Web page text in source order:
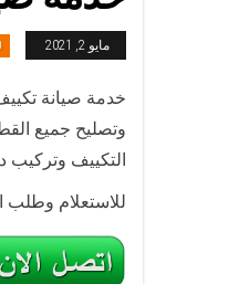
مايو 2, 2021
وتصليح جميع
التكييف وتركيب
للاستعلام وطلب